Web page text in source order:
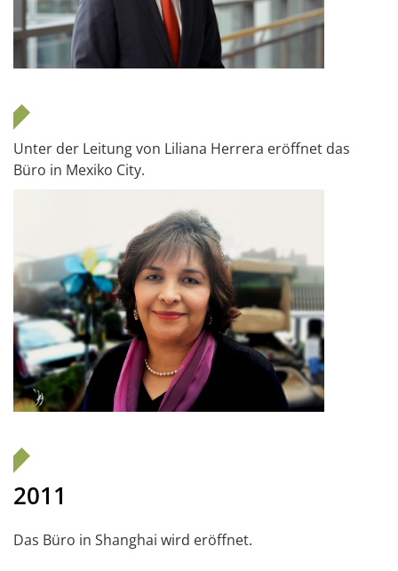
Unter der Leitung von Liliana Herrera eröffnet das
Büro in Mexiko City.
2011
Das Büro in Shanghai wird eröffnet.